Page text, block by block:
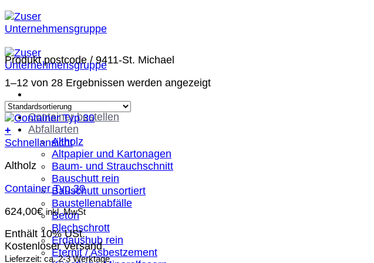
Zum
Inhalt
springen
Container bestellen
Abfallarten
Altholz
Altpapier und Kartonagen
Baum- und Strauchschnitt
Bauschutt rein
Bauschutt unsortiert
Baustellenabfälle
Beton
Blechschrott
Erdaushub rein
Eternit / Asbestzement
Produkt postcode/9411-St. Michael
1–12 von 28 Ergebnissen werden angezeigt
+
Schnellansicht
Altholz
Container Typ 30
624,00€ inkl. MwSt
Enthält 10% USt.
Kostenloser Versand
Lieferzeit: ca. 2-3 Werktage